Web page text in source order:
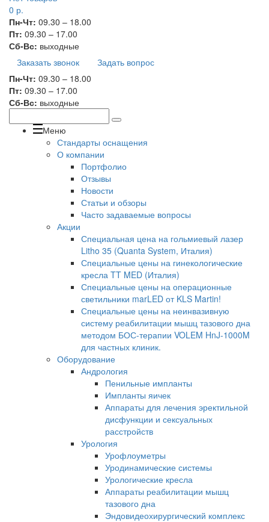
0 р.
Пн-Чт: 09.30 – 18.00
Пт: 09.30 – 17.00
Сб-Вс: выходные
Заказать звонок
Задать вопрос
Пн-Чт: 09.30 – 18.00
Пт: 09.30 – 17.00
Сб-Вс: выходные
Меню
Стандарты оснащения
О компании
Портфолио
Отзывы
Новости
Статьи и обзоры
Часто задаваемые вопросы
Акции
Специальная цена на гольмиевый лазер
Litho 35 (Quanta System, Италия)
Специальные цены на гинекологические
кресла TT MED (Италия)
Специальные цены на операционные
светильники marLED от KLS Martin!
Специальные цены на неинвазивную
систему реабилитации мышц тазового дна
методом БОС-терапии VOLEM HnJ-1000M
для частных клиник.
Оборудование
Андрология
Пенильные импланты
Импланты яичек
Аппараты для лечения эректильной
дисфункции и сексуальных
расстройств
Урология
Урофлоуметры
Уродинамические системы
Урологические кресла
Аппараты реабилитации мышц
тазового дна
Эндовидеохирургический комплекс